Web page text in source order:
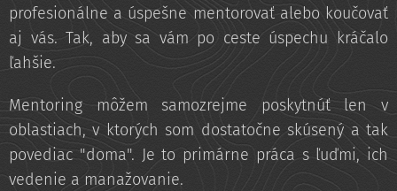
profesionálne a úspešne mentorovať alebo koučovať
aj vás. Tak, aby sa vám po ceste úspechu kráčalo
ľahšie.
Mentoring môžem samozrejme poskytnúť len v
oblastiach, v ktorých som dostatočne skúsený a tak
povediac "doma". Je to primárne práca s ľuďmi, ich
vedenie a manažovanie.